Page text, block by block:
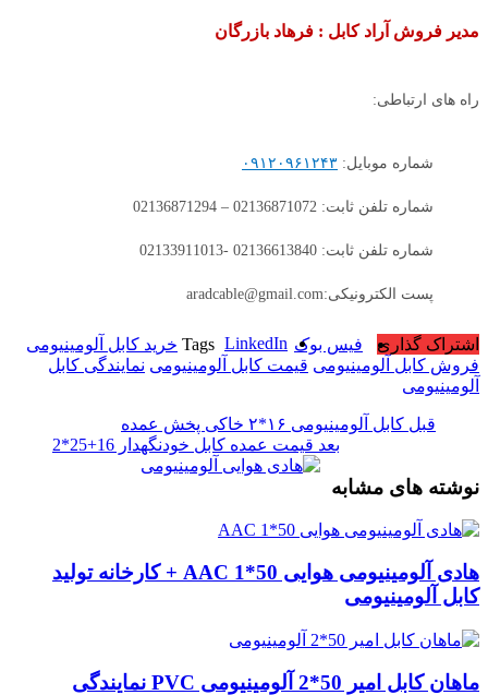
مدیر فروش آراد کابل : فرهاد بازرگان
راه های ارتباطی:
شماره موبایل: ۰۹۱۲۰۹۶۱۲۴۳
شماره تلفن ثابت: 02136871072 – 02136871294
شماره تلفن ثابت: 02136613840 -02133911013
پست الکترونیکی:aradcable@gmail.com
اشتراک گذاری فیس بوک LinkedIn
Tags خرید کابل آلومینیومی
فروش کابل آلومینیومی قیمت کابل آلومینیومی نمایندگی کابل
آلومینیومی
قبل کابل آلومینیومی ۱۶*۲ خاکی پخش عمده
بعد قیمت عمده کابل خودنگهدار 16+25*2
نوشته های مشابه
هادی آلومینیومی هوایی 50*1 AAC + کارخانه تولید
کابل آلومینیومی
ماهان کابل امیر 50*2 آلومینیومی PVC نمایندگی